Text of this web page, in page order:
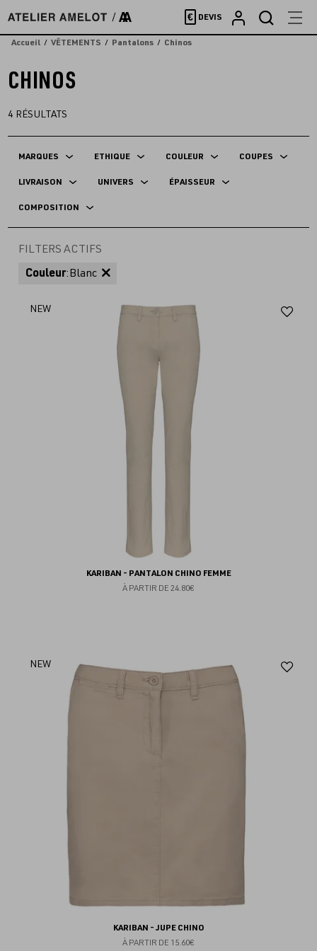
directement
au
€ DEVIS
Accueil VÊTEMENTS Pantalons Chinos
CHINOS
4 RÉSULTATS
MARQUES ETHIQUE COULEUR COUPES
LIVRAISON UNIVERS ÉPAISSEUR
COMPOSITION
FILTERS ACTIFS
Couleur:Blanc
NEW
KARIBAN - PANTALON CHINO FEMME
À PARTIR DE 24.80€
NEW
KARIBAN - JUPE CHINO
À PARTIR DE 15.60€